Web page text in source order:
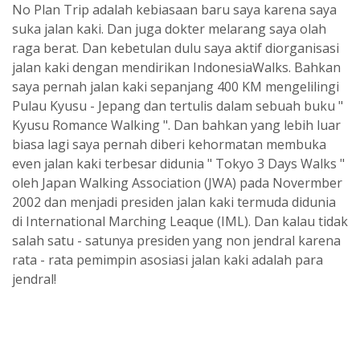
No Plan Trip adalah kebiasaan baru saya karena saya
suka jalan kaki. Dan juga dokter melarang saya olah
raga berat. Dan kebetulan dulu saya aktif diorganisasi
jalan kaki dengan mendirikan IndonesiaWalks. Bahkan
saya pernah jalan kaki sepanjang 400 KM mengelilingi
Pulau Kyusu - Jepang dan tertulis dalam sebuah buku "
Kyusu Romance Walking ". Dan bahkan yang lebih luar
biasa lagi saya pernah diberi kehormatan membuka
even jalan kaki terbesar didunia " Tokyo 3 Days Walks "
oleh Japan Walking Association (JWA) pada Novermber
2002 dan menjadi presiden jalan kaki termuda didunia
di International Marching Leaque (IML). Dan kalau tidak
salah satu - satunya presiden yang non jendral karena
rata - rata pemimpin asosiasi jalan kaki adalah para
jendral!